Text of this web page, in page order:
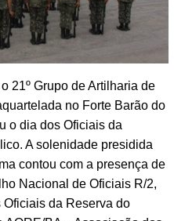
21º Grupo de Artilharia de
no Forte Barão do
o dia dos Oficiais da
A solenidade presidida
contou com a presença de
Nacional de Oficiais R/2,
da Reserva do